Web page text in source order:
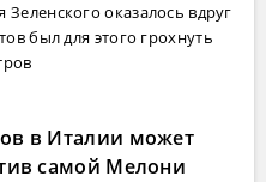
оказалось вдруг
был для этого грохнуть
в Италии может
самой Мелони